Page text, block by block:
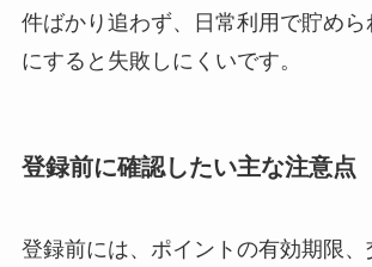
件ばかり追わず、日常利用で貯め
にすると失敗しにくいです。
登録前に確認したい主な注意点
登録前には、ポイントの有効期限、